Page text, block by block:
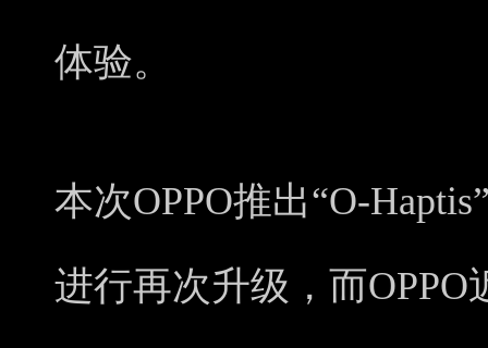
体验。
本次OPPO推出“O-
进行再次升级，而